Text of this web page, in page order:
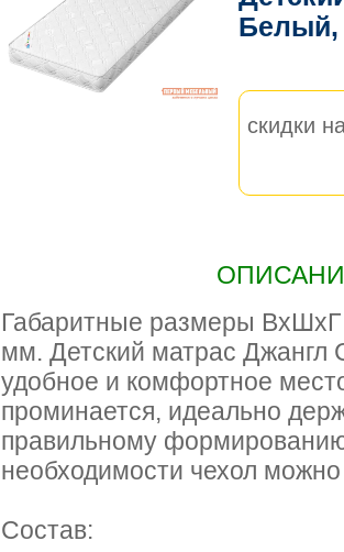
Белый,
скидки
Габаритные размеры
мм. Детский матрас Джангл
удобное и комфортное
проминается, идеально
правильному
необходимости чехол можно
Состав: